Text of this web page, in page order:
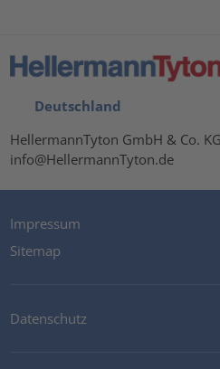
Deutschland
HellermannTyton GmbH & Co.
info@HellermannTyton.de
Impressum
Sitemap
Datenschutz